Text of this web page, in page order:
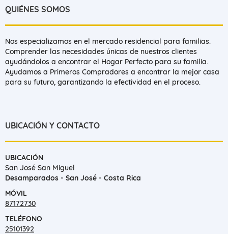
QUIÉNES SOMOS
Nos especializamos en el mercado residencial para familias.
Comprender las necesidades únicas de nuestros clientes
ayudándolos a encontrar el Hogar Perfecto para su familia.
Ayudamos a Primeros Compradores a encontrar la mejor casa
para su futuro, garantizando la efectividad en el proceso.
UBICACIÓN Y CONTACTO
UBICACIÓN
San José San Miguel
Desamparados - San José - Costa Rica
MÓVIL
87172730
TELÉFONO
25101392